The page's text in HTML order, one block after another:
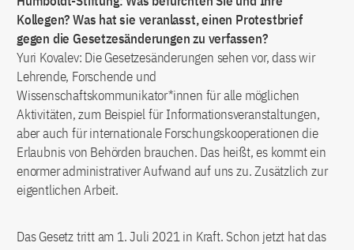
Kollegen? Was hat sie veranlasst, einen Protestbrief
gegen die Gesetzesänderungen zu verfassen?
Yuri Kovalev: Die Gesetzesänderungen sehen vor, dass wir
Lehrende, Forschende und
Wissenschaftskommunikator*innen für alle möglichen
Aktivitäten, zum Beispiel für Informationsveranstaltungen,
aber auch für internationale Forschungskooperationen die
Erlaubnis von Behörden brauchen. Das heißt, es kommt ein
enormer administrativer Aufwand auf uns zu. Zusätzlich zur
eigentlichen Arbeit.
Das Gesetz tritt am 1. Juli 2021 in Kraft. Schon jetzt hat das